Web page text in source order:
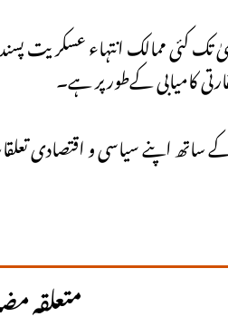
کئی ممالک انتہاء عسکریت پسند
کامیابی کےطورپر ہے۔
ساتھ اپنے سیاسی و اقتصادی
متعلقہ